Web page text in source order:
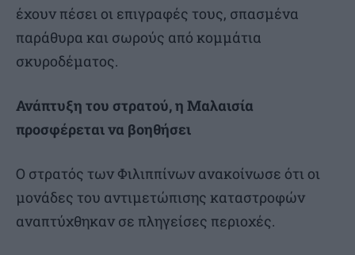
έχουν πέσει οι επιγραφές τους, σπασμένα
παράθυρα και σωρούς από κομμάτια
σκυροδέματος.
Ανάπτυξη του στρατού, η Μαλαισία
προσφέρεται να βοηθήσει
Ο στρατός των Φιλιππίνων ανακοίνωσε ότι οι
μονάδες του αντιμετώπισης καταστροφών
αναπτύχθηκαν σε πληγείσες περιοχές.